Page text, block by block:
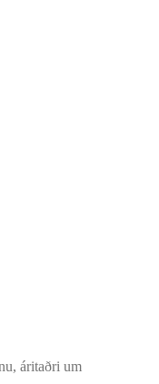
áritaðri um